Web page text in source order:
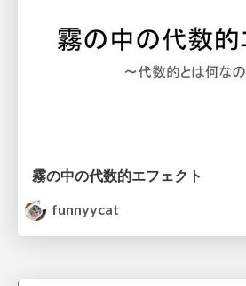
霧の中の代数的エフェクト
funnyycat